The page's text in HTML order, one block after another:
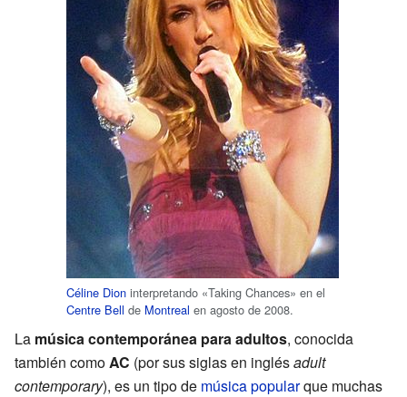
Céline Dion interpretando «Taking Chances» en el
Centre Bell de Montreal en agosto de 2008.
La música contemporánea para adultos, conocida
también como AC (por sus siglas en inglésadult
contemporary), es un tipo de música popularque muchas